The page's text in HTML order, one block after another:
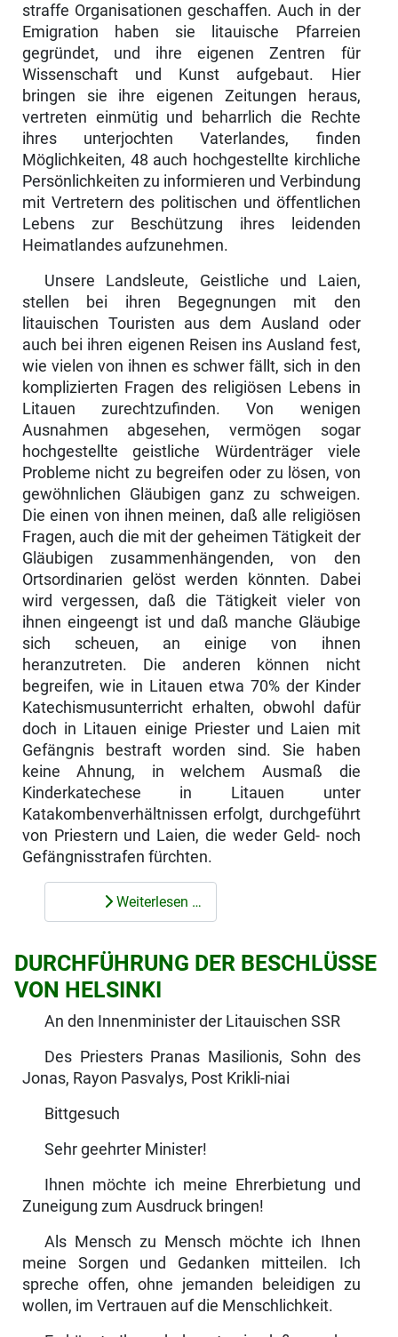
straffe Or­ganisationen geschaffen. Auch in der
Emigration haben sie litauische Pfar­reien
gegründet, und ihre eigenen Zentren für
Wissenschaft und Kunst aufge­baut. Hier
bringen sie ihre eigenen Zeitungen heraus,
vertreten einmütig und beharrlich die Rechte
ihres unterjochten Vaterlandes, finden
Möglichkeiten, 48 auch hochgestellte kirchliche
Persönlichkeiten zu informieren und Verbin­dung
mit Vertretern des politischen und öffentlichen
Lebens zur Beschützung ihres leidenden
Heimatlandes aufzunehmen.
Unsere Landsleute, Geistliche und Laien,
stellen bei ihren Begegnungen mit den
litauischen Touristen aus dem Ausland oder
auch bei ihren eigenen Rei­sen ins Ausland fest,
wie vielen von ihnen es schwer fällt, sich in den
kompli­zierten Fragen des religiösen Lebens in
Litauen zurechtzufinden. Von wenigen
Ausnahmen abgesehen, vermögen sogar
hochgestellte geistliche Würdenträger viele
Probleme nicht zu begreifen oder zu lösen, von
gewöhnli­chen Gläubigen ganz zu schweigen.
Die einen von ihnen meinen, daß alle reli­giösen
Fragen, auch die mit der geheimen Tätigkeit der
Gläubigen zusam­menhängenden, von den
Ortsordinarien gelöst werden könnten. Dabei
wird vergessen, daß die Tätigkeit vieler von
ihnen eingeengt ist und daß manche Gläubige
sich scheuen, an einige von ihnen
heranzutreten. Die anderen können nicht
begreifen, wie in Litauen etwa 70% der Kinder
Katechismusun­terricht erhalten, obwohl dafür
doch in Litauen einige Priester und Laien mit
Gefängnis bestraft worden sind. Sie haben
keine Ahnung, in welchem Aus­maß die
Kinderkatechese in Litauen unter
Katakombenverhältnissen erfolgt, durchgeführt
von Priestern und Laien, die weder Geld- noch
Gefängnis­strafen fürchten.
Weiterlesen …
DURCHFÜHRUNG DER BESCHLÜSSE
VON HELSINKI
An den Innenminister der Litauischen SSR
Des Priesters Pranas Masilionis, Sohn des
Jonas, Rayon Pasvalys, Post Krikli-niai
Bittgesuch
Sehr geehrter Minister!
Ihnen möchte ich meine Ehrerbietung und
Zuneigung zum Ausdruck bringen!
Als Mensch zu Mensch möchte ich Ihnen
meine Sorgen und Gedanken mit­teilen. Ich
spreche offen, ohne jemanden beleidigen zu
wollen, im Vertrauen auf die Menschlichkeit.